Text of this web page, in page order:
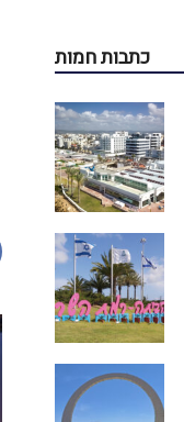
כתבות חמות